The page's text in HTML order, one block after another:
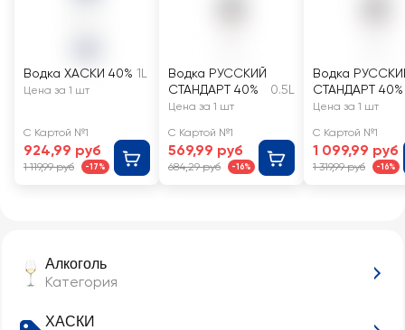
Алкоголь
Категория
ХАСКИ
Водка ХАСКИ 40% 1L
Цена за 1 шт
С Картой №1
924,99 руб
1 119,99 руб -17%
Водка РУССКИЙ
СТАНДАРТ 40%
0.5L
Цена за 1 шт
С Картой №1
569,99 руб
684,29 руб -16%
Водка
СТАНДАРТ 40%
Цена за 1 шт
С Картой №1
1 099,99 руб
1 319,99 руб -16%